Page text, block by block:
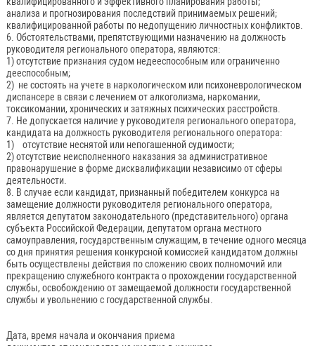
анализа и прогнозирования последствий принимаемых решений;
квалифицированной работы по недопущению личностных конфликтов.
6. Обстоятельствами, препятствующими назначению на должность
руководителя регионального оператора, являются:
1) отсутствие признания судом недееспособным или ограниченно
дееспособным;
2) не состоять на учете в наркологическом или психоневрологическом
диспансере в связи с лечением от алкоголизма, наркомании,
токсикомании, хронических и затяжных психических расстройств.
7. Не допускается наличие у руководителя регионального оператора,
кандидата на должность руководителя регионального оператора:
1) отсутствие неснятой или непогашенной судимости;
2) отсутствие неисполненного наказания за административное
правонарушение в форме дисквалификации независимо от сферы
деятельности.
8. В случае если кандидат, признанный победителем конкурса на
замещение должности руководителя регионального оператора,
является депутатом законодательного (представительного) органа
субъекта Российской Федерации, депутатом органа местного
самоуправления, государственным служащим, в течение одного месяца
со дня принятия решения конкурсной комиссией кандидатом должны
быть осуществлены действия по сложению своих полномочий или
прекращению служебного контракта о прохождении государственной
службы, освобождению от замещаемой должности государственной
службы и увольнению с государственной службы.
Дата, время начала и окончания приема